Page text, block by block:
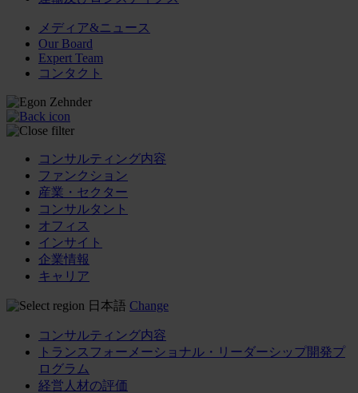
メディア&ニュース
Our Board
Expert Team
コンタクト
コンサルティング内容
ファンクション
産業・セクター
コンサルタント
オフィス
インサイト
企業情報
キャリア
日本語 Change
コンサルティング内容
トランスフォーメーショナル・リーダーシップ開発プ
ログラム
経営人材の評価